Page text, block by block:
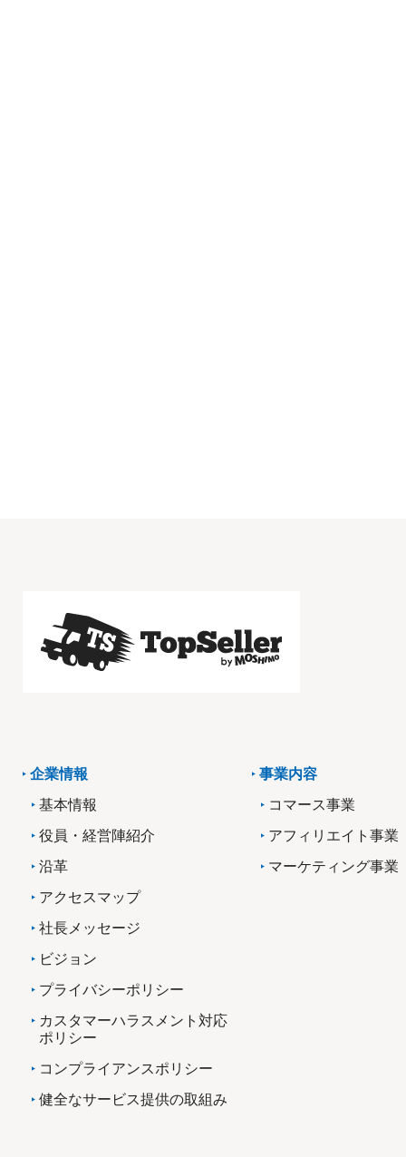
企業情報
基本情報
役員・経営陣紹介
沿革
アクセスマップ
社長メッセージ
ビジョン
プライバシーポリシー
カスタマーハラスメント対応
ポリシー
コンプライアンスポリシー
健全なサービス提供の取組み
事業内容
コマース事業
アフィリエイト事業
マーケティング事業